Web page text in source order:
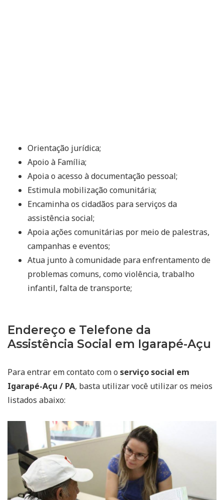
Orientação jurídica;
Apoio à Família;
Apoia o acesso à documentação pessoal;
Estimula mobilização comunitária;
Encaminha os cidadãos para serviços da
assistência social;
Apoia ações comunitárias por meio de palestras,
campanhas e eventos;
Atua junto à comunidade para enfrentamento de
problemas comuns, como violência, trabalho
infantil, falta de transporte;
Endereço e Telefone da
Assistência Social em Igarapé-Açu
Para entrar em contato com o serviço social em
Igarapé-Açu / PA, basta utilizar você utilizar os meios
listados abaixo: